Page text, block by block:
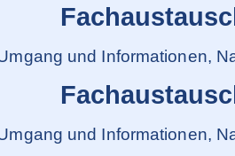
und Informationen,
und Informationen,